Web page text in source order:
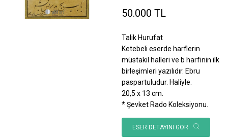
50.000 TL
Talik Hurufat
Ketebeli eserde harflerin
müstakil halleri ve b harfinin ilk
birleşimleri yazılıdır. Ebru
paspartuludur. Haliyle.
20,5 x 13 cm.
* Şevket Rado Koleksiyonu.
ESER DETAYINI GÖR